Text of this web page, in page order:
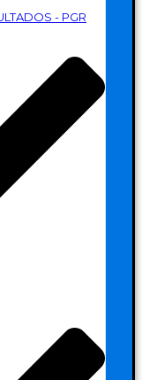
- PGR